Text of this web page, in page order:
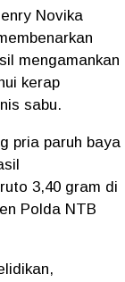
Novika
mengamankan
kerap
sabu.
pria paruh baya
3,40 gram di
Polda NTB